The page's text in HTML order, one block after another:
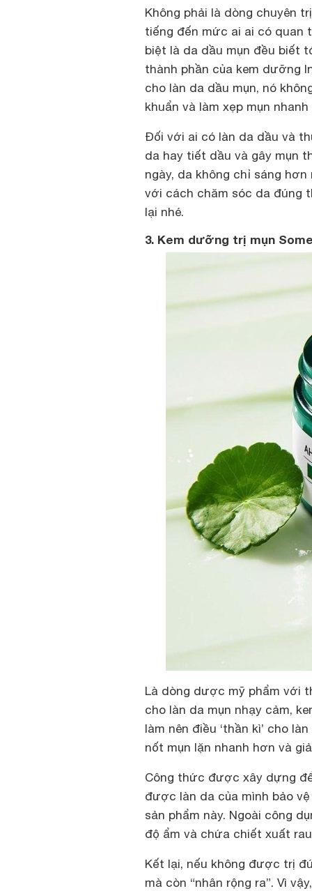
Không phải là dòng chuyên
tiếng đến mức ai ai có quan
biệt là da dầu mụn đều biết
thành phần của kem dưỡng
cho làn da dầu mụn, nó
khuẩn và làm xẹp mụn nhanh
Đối với ai có làn da dầu và
da hay tiết dầu và gây mụn
ngày, da không chỉ sáng
với cách chăm sóc da đúng
lại nhé.
3. Kem dưỡng trị mụn
Là dòng dược mỹ phẩm với
cho làn da mụn nhạy cảm,
làm nên điều ‘thần kì’ cho
nốt mụn lặn nhanh hơn và
Công thức được xây dựng
được làn da của mình bảo
sản phẩm này. Ngoài công
độ ẩm và chứa chiết xuất
Kết lại, nếu không được trị
mà còn “nhân rộng ra”. Vì